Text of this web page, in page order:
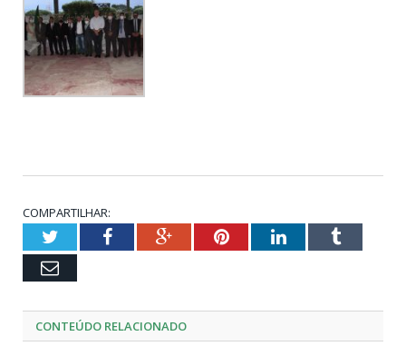
COMPARTILHAR:
TwitterFacebookGoogle+PinterestLinkedInTumblr
Email
CONTEÚDO RELACIONADO